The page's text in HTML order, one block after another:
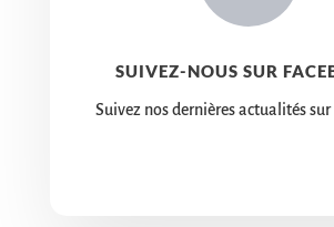
SUIVEZ-NOUS SUR
Suivez nos dernières actualités sur